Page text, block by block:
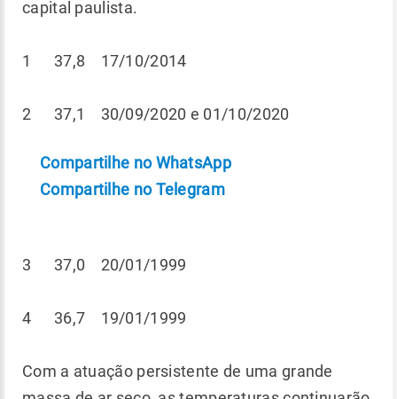
capital paulista.
1 37,8 17/10/2014
2 37,1 30/09/2020 e 01/10/2020
Compartilhe no WhatsApp
Compartilhe no Telegram
3 37,0 20/01/1999
4 36,7 19/01/1999
Com a atuação persistente de uma grande